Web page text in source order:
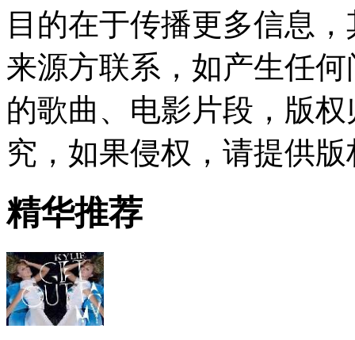
目的在于传播更多信息
来源方联系，如产生任
的歌曲、电影片段，版
究，如果侵权，请提供
精华推荐